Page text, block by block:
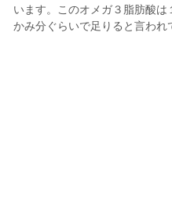
います。このオメガ３脂肪酸
かみ分ぐらいで足りると言われ